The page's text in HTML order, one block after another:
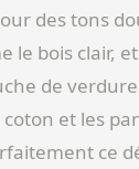
des tons
le bois clair, et
de
et les
ce